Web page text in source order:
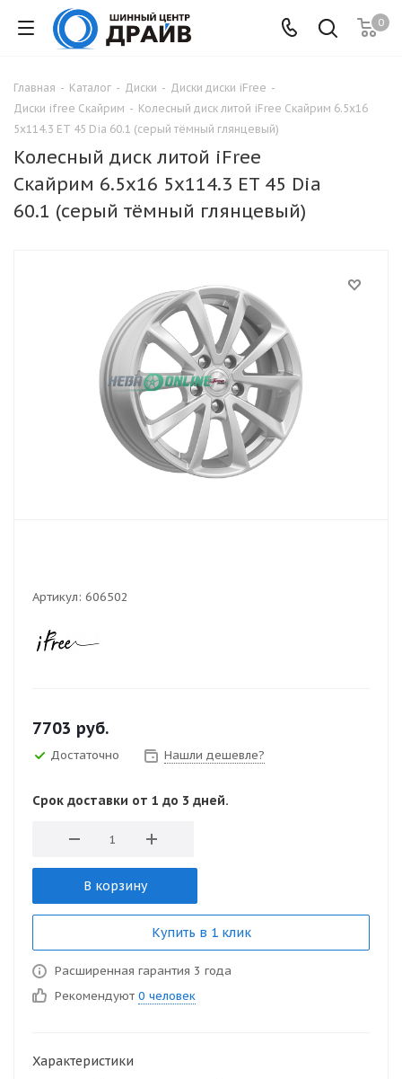
0
Главная - Каталог - Диски - Диски диски iFree -
Диски ifree Скайрим - Колесный диск литой iFree Скайрим 6.5x16
5x114.3 ET 45 Dia 60.1 (серый тёмный глянцевый)
Колесный диск литой iFree
Скайрим 6.5x16 5x114.3 ET 45 Dia
60.1 (серый тёмный глянцевый)
Артикул: 606502
7703 руб.
Достаточно Нашли дешевле?
Срок доставки от 1 до 3 дней.
В корзину
Купить в 1 клик
Расширенная гарантия 3 года
Рекомендуют 0 человек
Характеристики